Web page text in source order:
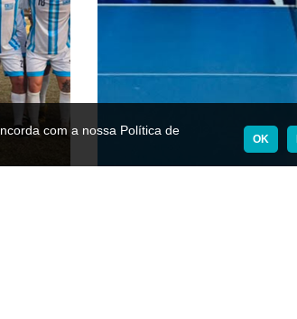
com a nossa Política de
OK